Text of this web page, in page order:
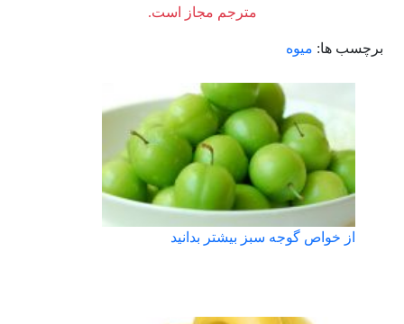
مترجم مجاز است.
برچسب ها: میوه
از خواص گوجه سبز بیشتر بدانید